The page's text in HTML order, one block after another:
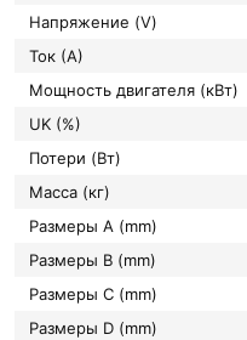
Напряжение (V)
Ток (А)
Мощность двигателя (кВт)
UK (%)
Потери (Вт)
Масса (кг)
Размеры A (mm)
Размеры B (mm)
Размеры C (mm)
Размеры D (mm)